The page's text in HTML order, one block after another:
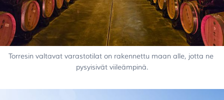
Torresin valtavat varastotilat on rakennettu maan alle, jotta ne
pysyisivät viileämpinä.